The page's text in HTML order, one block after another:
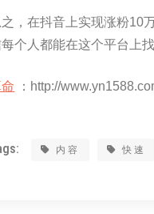
之，在抖音上实现涨粉10
个人都能在这个平台上
：http://
内容 快速